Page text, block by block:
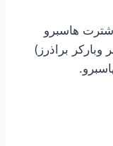
هاسبرو
براذرز)